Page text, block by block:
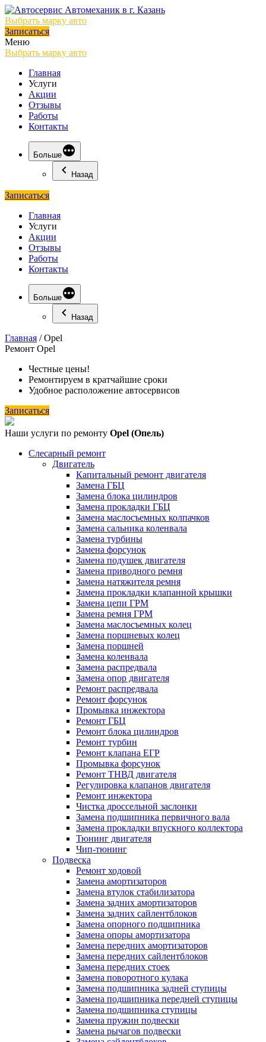
Выбрать марку авто
Записаться
Меню
Выбрать марку авто
Главная
Услуги
Акции
Отзывы
Работы
Контакты
Больше
Назад
Записаться
Главная
Услуги
Акции
Отзывы
Работы
Контакты
Больше
Назад
Главная /Opel
Ремонт Opel
Честные цены!
Ремонтируем в кратчайшие сроки
Удобное расположение автосервисов
Записаться
Наши услуги по ремонту Opel (Опель)
Слесарный ремонт
Двигатель
Капитальный ремонт двигателя
Замена ГБЦ
Замена блока цилиндров
Замена прокладки ГБЦ
Замена маслосъемных колпачков
Замена сальника коленвала
Замена турбины
Замена форсунок
Замена подушек двигателя
Замена приводного ремня
Замена натяжителя ремня
Замена прокладки клапанной крышки
Замена цепи ГРМ
Замена ремня ГРМ
Замена маслосъемных колец
Замена поршневых колец
Замена поршней
Замена коленвала
Замена распредвала
Замена опор двигателя
Ремонт распредвала
Ремонт форсунок
Промывка инжектора
Ремонт ГБЦ
Ремонт блока цилиндров
Ремонт турбин
Ремонт клапана ЕГР
Промывка форсунок
Ремонт ТНВД двигателя
Регулировка клапанов двигателя
Ремонт инжектора
Чистка дроссельной заслонки
Замена подшипника первичного вала
Замена прокладки впускного коллектора
Тюнинг двигателя
Чип-тюнинг
Подвеска
Ремонт ходовой
Замена амортизаторов
Замена втулок стабилизатора
Замена задних амортизаторов
Замена задних сайлентблоков
Замена опорного подшипника
Замена опоры амортизатора
Замена передних амортизаторов
Замена передних сайлентблоков
Замена передних стоек
Замена поворотного кулака
Замена подшипника задней ступицы
Замена подшипника передней ступицы
Замена подшипника ступицы
Замена пружин подвески
Замена рычагов подвески